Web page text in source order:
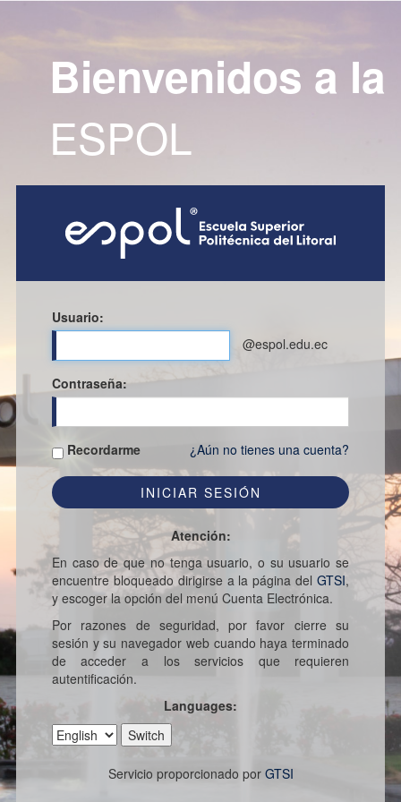
Bienvenidos a la
ESPOL
Usuario:
@espol.edu.ec
Contraseña:
Recordarme ¿Aún no tienes una cuenta?
Atención:
En caso de que no tenga usuario, o su usuario se
encuentre bloqueado dirigirse a la página delGTSI,
y escoger la opción del menú Cuenta Electrónica.
Por razones de seguridad, por favor cierre su
sesión y su navegador web cuando haya terminado
de acceder a los servicios que requieren
autentificación.
Languages:
Servicio proporcionado por GTSI